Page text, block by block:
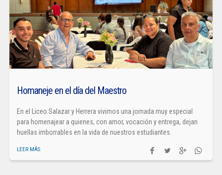
Homaneje en el día del Maestro
En el Liceo Salazar y Herrera vivimos una jornada muy especial
para homenajear a quienes, con amor, vocación y entrega, dejan
huellas imborrables en la vida de nuestros estudiantes.
LEER MÁS